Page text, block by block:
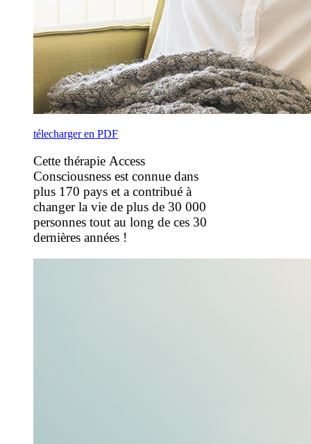
télecharger en PDF
Cette thérapie Access
Consciousness est connue dans
plus 170 pays et a contribué à
changer la vie de plus de 30 000
personnes tout au long de ces 30
dernières années !